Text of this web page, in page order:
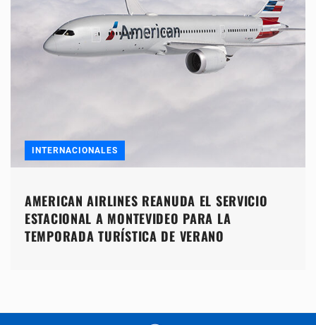
INTERNACIONALES
AMERICAN AIRLINES REANUDA EL SERVICIO
ESTACIONAL A MONTEVIDEO PARA LA
TEMPORADA TURÍSTICA DE VERANO